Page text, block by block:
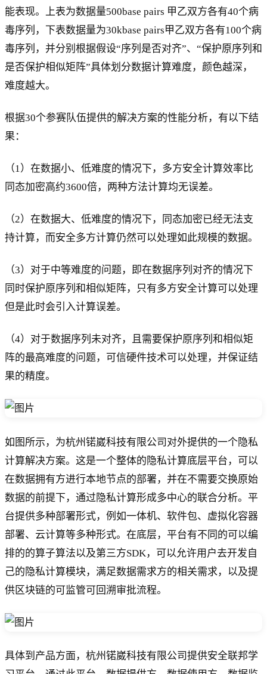
能表现。上表为数据量500base pairs 甲乙双方各有40个病
毒序列，下表数据量为30kbase pairs甲乙双方各有100个病
毒序列，并分别根据假设“序列是否对齐”、“保护原序列和
是否保护相似矩阵”具体划分数据计算难度，颜色越深，
难度越大。
根据30个参赛队伍提供的解决方案的性能分析，有以下结
果：
（1）在数据小、低难度的情况下，多方安全计算效率比
同态加密高约3600倍，两种方法计算均无误差。
（2）在数据大、低难度的情况下，同态加密已经无法支
持计算，而安全多方计算仍然可以处理如此规模的数据。
（3）对于中等难度的问题，即在数据序列对齐的情况下
同时保护原序列和相似矩阵，只有多方安全计算可以处理
但是此时会引入计算误差。
（4）对于数据序列未对齐，且需要保护原序列和相似矩
阵的最高难度的问题，可信硬件技术可以处理，并保证结
果的精度。
如图所示，为杭州锘崴科技有限公司对外提供的一个隐私
计算解决方案。这是一个整体的隐私计算底层平台，可以
在数据拥有方进行本地节点的部署，并在不需要交换原始
数据的前提下，通过隐私计算形成多中心的联合分析。平
台提供多种部署形式，例如一体机、软件包、虚拟化容器
部署、云计算等多种形式。在底层，平台有不同的可以编
排的的算子算法以及第三方SDK，可以允许用户去开发自
己的隐私计算模块，满足数据需求方的相关需求，以及提
供区块链的可监管可回溯审批流程。
具体到产品方面，杭州锘崴科技有限公司提供安全联邦学